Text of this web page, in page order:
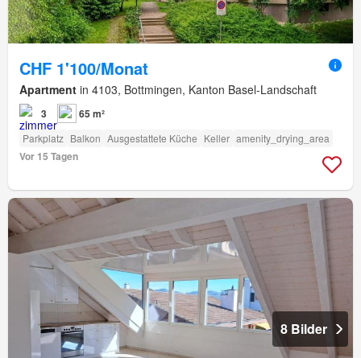
CHF 1'100/Monat
Apartment in 4103, Bottmingen, Kanton Basel-Landschaft
3 65 m²
Parkplatz Balkon Ausgestattete Küche Keller amenity_drying_area
Vor 15 Tagen
8 Bilder